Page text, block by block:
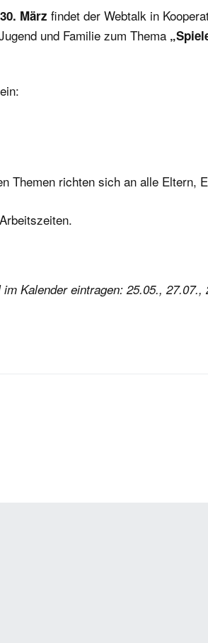
Vernetzung
30. März findet der Webtalk in
und Familie zum Thema
Themen richten sich an alle Eltern,
Kalender eintragen: 25.05., 27.07.,